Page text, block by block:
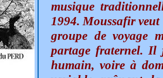
musique
1994. Moussafir veut
groupe de voyage
partage fraternel. Il
humain, voire à